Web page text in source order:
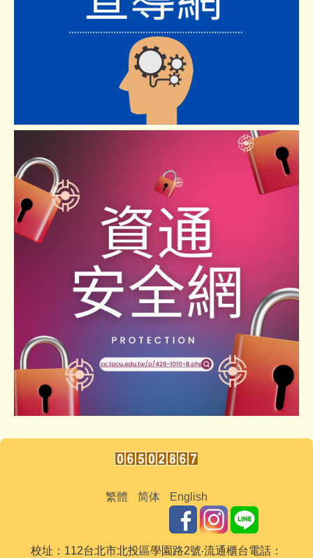
繁體 简体 English
校址：112台北市北投區學園路2號‧流通櫃台電話：